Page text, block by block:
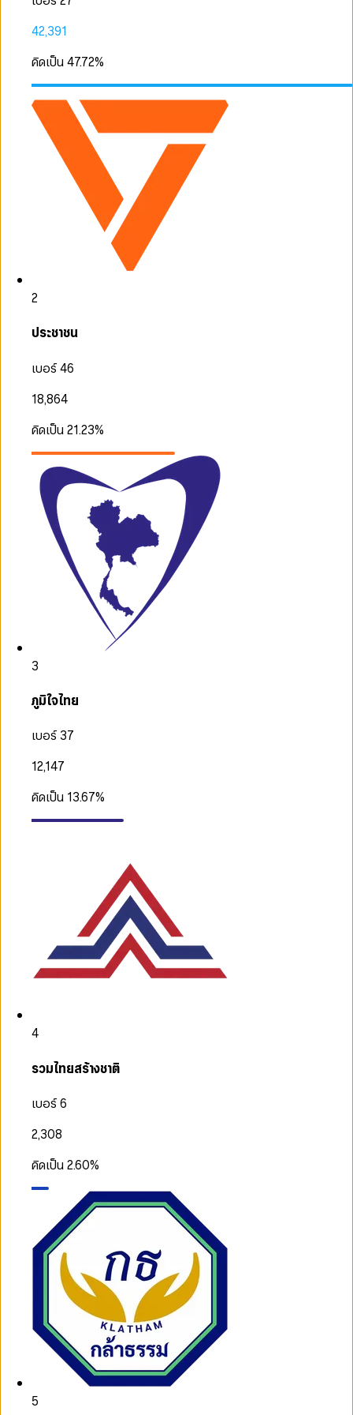
42,391
คิดเป็น47.72%
2
ประชาชน
เบอร์ 46
18,864
คิดเป็น21.23%
3
ภูมิใจไทย
เบอร์ 37
12,147
คิดเป็น 13.67%
4
รวมไทยสร้างชาติ
เบอร์ 6
2,308
คิดเป็น2.60%
5